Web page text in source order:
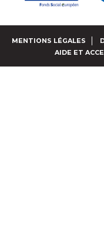
MENTIONS LÉGALES
AIDE ET